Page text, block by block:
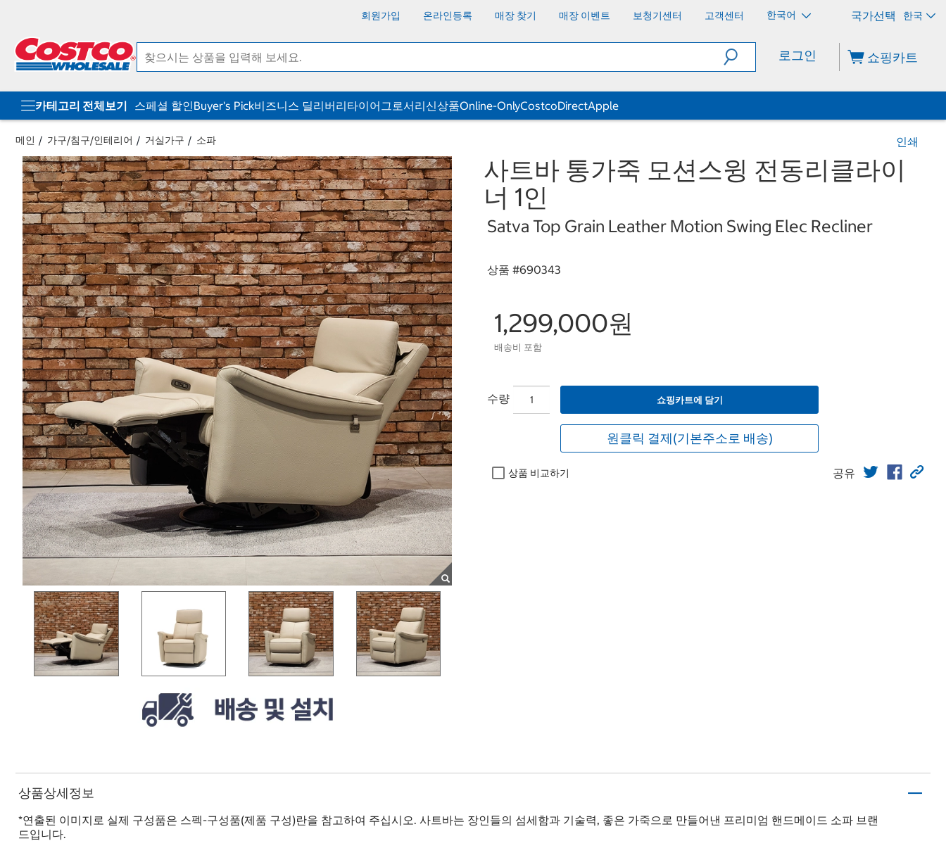
회원가입 온라인등록 매장 찾기 매장 이벤트 보청기센터 고객센터 한국어 한국
로그인 쇼핑카트
카테고리 전체보기 스페셜 할인Buyer's Pick비즈니스 딜리버리타이어그로서리신상품Online-OnlyCostcoDirectApple
메인 가구/침구/인테리어 거실가구 소파 인쇄
사트바 통가죽 모션스윙 전동리클라이
너 1인
Satva Top Grain Leather Motion Swing Elec Recliner
상품 #690343
1,299,000원
배송비 포함
수량 쇼핑카트에 담기
원클릭 결제(기본주소로 배송)
상품 비교하기 공유
상품상세정보
*연출된 이미지로 실제 구성품은 스펙-구성품(제품 구성)란을 참고하여 주십시오. 사트바는 장인들의 섬세함과 기술력, 좋은 가죽으로 만들어낸 프리미엄 핸드메이드 소파 브랜
드입니다.